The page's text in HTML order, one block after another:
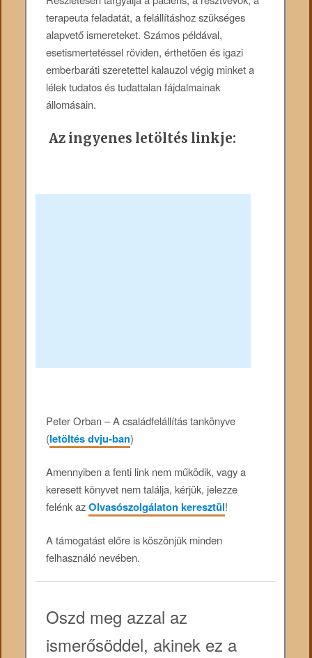
terapeuta feladatát, a felállításhoz szükséges
alapvető ismereteket. Számos példával,
esetismertetéssel röviden, érthetően és igazi
emberbaráti szeretettel kalauzol végig minket a
lélek tudatos és tudattalan fájdalmainak
állomásain.
Az ingyenes letöltés linkje:
Peter Orban – A családfelállítás tankönyve
(letöltés dvju-ban)
Amennyiben a fenti link nem működik, vagy a
keresett könyvet nem találja, kérjük, jelezze
felénk azOlvasószolgálaton keresztül!
A támogatást előre is köszönjük minden
felhasználó nevében.
Oszd meg azzal az
ismerősöddel, akinek ez a